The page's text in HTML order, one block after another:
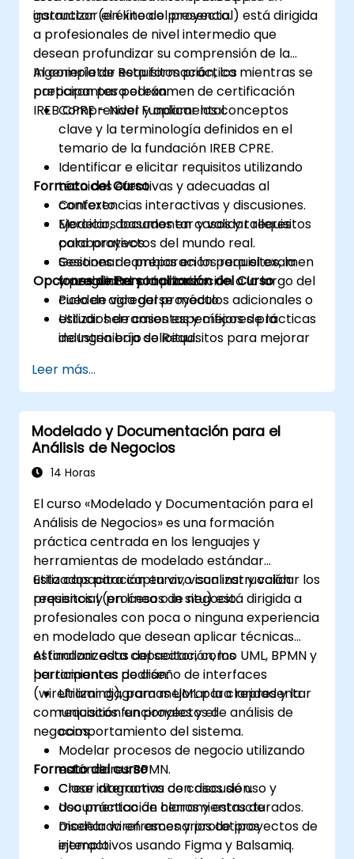
garantizar el éxito del proyecto.
instructor (en línea o presencial) está dirigida
a profesionales de nivel intermedio que
desean profundizar su comprensión de la
Ingeniería de Requisitos práctica mientras se
preparan para el examen de certificación
IREB CPRE – Nivel Fundamental.
Al completar esta formación, los
participantes podrán:
Comprender y aplicar los conceptos
clave y la terminología definidos en el
temario de la fundación IREB CPRE.
Identificar e elicitar requisitos utilizando
técnicas efectivas y adecuadas al
contexto.
Modelar, documentar y validar requisitos
para proyectos del mundo real.
Gestionar cambios en los requisitos, la
trazabilidad y la priorización a lo largo del
ciclo de vida del proyecto.
Utilizar herramientas y mejores prácticas
de Ingeniería de Requisitos para mejorar
proyecto.
Estar completamente preparados para
presentar y aprobar el examen de
certificación IREB CPRE – Nivel
Fundamental.
Formato del Curso
Conferencias interactivas y discusiones.
Ejercicios basados en casos y talleres
colaborativos.
Sesiones de preparación para el examen
y preguntas prácticas.
Opciones de Personalización del Curso
Pueden agregarse módulos adicionales o
estudios de casos específicos de la
industria bajo solicitud.
Leer más...
Modelado y Documentación para el
Análisis de Negocios
14 Horas
El curso «Modelado y Documentación para el
Análisis de Negocios» es una formación
práctica centrada en los lenguajes y
herramientas de modelado estándar
utilizados para capturar, visualizar y validar los
requisitos y procesos de negocio.
Esta capacitación en vivo con instrucción
presencial (en línea o in situ) está dirigida a
profesionales con poca o ninguna experiencia
en modelado que desean aplicar técnicas
estandarizadas del sector, como UML, BPMN y
herramientas de diseño de interfaces
(wireframing), para mejorar la claridad y la
comunicación en proyectos de análisis de
negocios.
Al finalizar esta capacitación, los
participantes podrán:
Utilizar diagramas UML para representar
requisitos funcionales y el
comportamiento del sistema.
Modelar procesos de negocio utilizando
estándares BPMN.
Crear diagramas de casos de uso y
documentación claros y estructurados.
Diseñar wireframes y prototipos
interactivos usando Figma y Balsamiq.
Formato del curso
Clase interactiva con discusión.
Uso práctico de herramientas de
modelado en escenarios de proyectos de
ejemplo.